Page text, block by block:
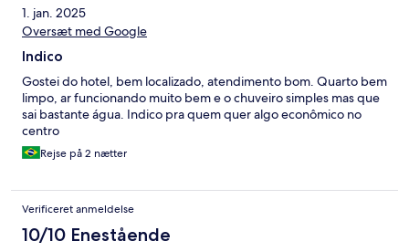
1. jan. 2025
Oversæt med Google
Indico
Gostei do hotel, bem localizado, atendimento bom. Quarto bem
limpo, ar funcionando muito bem e o chuveiro simples mas que
sai bastante água. Indico pra quem quer algo econômico no
centro
Rejse på 2 nætter
Verificeret anmeldelse
10/10 Enestående